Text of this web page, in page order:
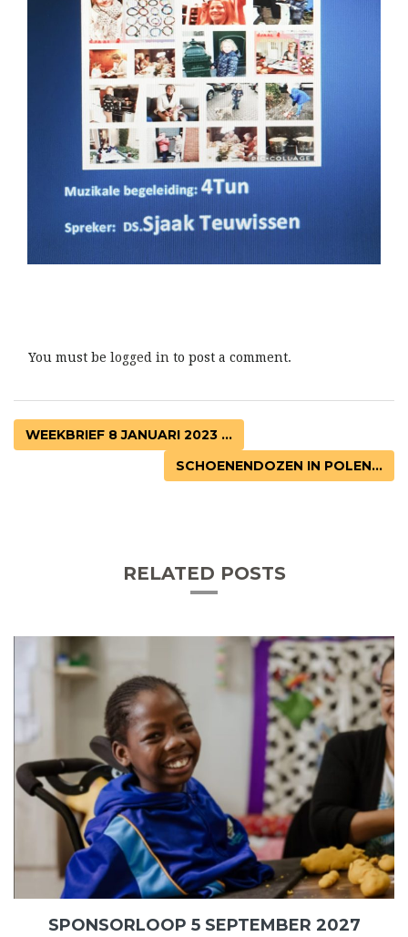
You must be logged in to post a comment.
WEEKBRIEF 8 JANUARI 2023 ...
SCHOENENDOZEN IN POLEN...
RELATED POSTS
SPONSORLOOP 5 SEPTEMBER 2027